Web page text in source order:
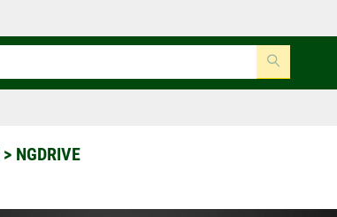
> NGDRIVE